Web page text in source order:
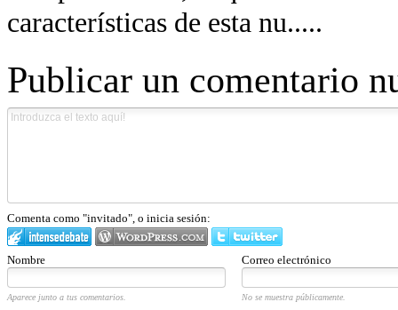
características de esta nu.....
Publicar un comentario
Comenta como "invitado", o inicia sesión:
Nombre Correo electrónico
Aparece junto a tus comentarios. No se muestra públicamente.